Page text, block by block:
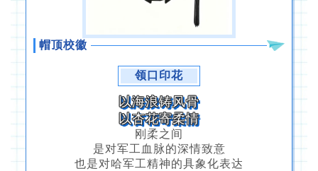
帽顶校徽
领口印花
以海浪铸风骨
以杏花寄柔情
刚柔之间
是对军工血脉的深情致意
也是对哈军工精神的具象化表达